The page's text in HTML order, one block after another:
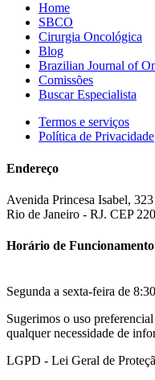
Home
SBCO
Cirurgia Oncológica
Blog
Brazilian Journal of
Comissões
Buscar Especialista
Termos e serviços
Política de Privacidade
Endereço
Avenida Princesa Isabel,
Rio de Janeiro - RJ. CEP
Horário de Funcionamento
Segunda a sexta-feira de
Sugerimos o uso
qualquer necessidade de
LGPD - Lei Geral de